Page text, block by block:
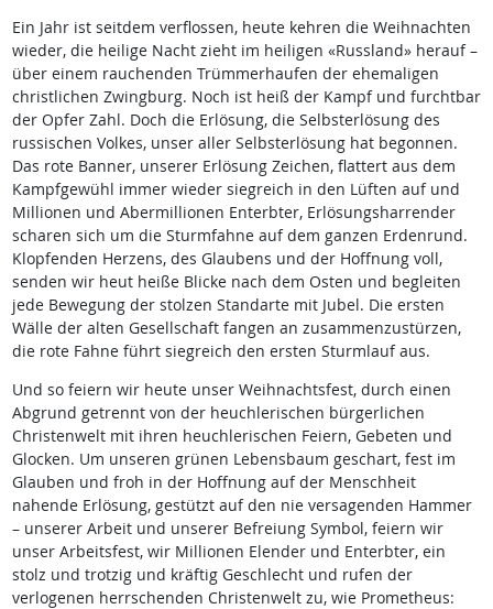
Ein Jahr ist seitdem verflossen, heute kehren die Weihnachten
wieder, die heilige Nacht zieht im heiligen «Russland» herauf –
über einem rauchenden Trümmerhaufen der ehemaligen
christlichen Zwingburg. Noch ist heiß der Kampf und furchtbar
der Opfer Zahl. Doch die Erlösung, die Selbsterlösung des
russischen Volkes, unser aller Selbsterlösung hat begonnen.
Das rote Banner, unserer Erlösung Zeichen, flattert aus dem
Kampfgewühl immer wieder siegreich in den Lüften auf und
Millionen und Abermillionen Enterbter, Erlösungsharrender
scharen sich um die Sturmfahne auf dem ganzen Erdenrund.
Klopfenden Herzens, des Glaubens und der Hoffnung voll,
senden wir heut heiße Blicke nach dem Osten und begleiten
jede Bewegung der stolzen Standarte mit Jubel. Die ersten
Wälle der alten Gesellschaft fangen an zusammenzustürzen,
die rote Fahne führt siegreich den ersten Sturmlauf aus.
Und so feiern wir heute unser Weihnachtsfest, durch einen
Abgrund getrennt von der heuchlerischen bürgerlichen
Christenwelt mit ihren heuchlerischen Feiern, Gebeten und
Glocken. Um unseren grünen Lebensbaum geschart, fest im
Glauben und froh in der Hoffnung auf der Menschheit
nahende Erlösung, gestützt auf den nie versagenden Hammer
– unserer Arbeit und unserer Befreiung Symbol, feiern wir
unser Arbeitsfest, wir Millionen Elender und Enterbter, ein
stolz und trotzig und kräftig Geschlecht und rufen der
verlogenen herrschenden Christenwelt zu, wie Prometheus: